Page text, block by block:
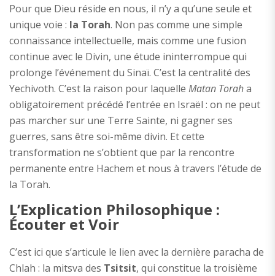
Pour que Dieu réside en nous, il n’y a qu’une seule et
unique voie : la Torah. Non pas comme une simple
connaissance intellectuelle, mais comme une fusion
continue avec le Divin, une étude ininterrompue qui
prolonge l’événement du Sinaï. C’est la centralité des
Yechivoth. C’est la raison pour laquelle Matan Toraha
obligatoirement précédé l’entrée en Israël : on ne peut
pas marcher sur une Terre Sainte, ni gagner ses
guerres, sans être soi-même divin. Et cette
transformation ne s’obtient que par la rencontre
permanente entre Hachem et nous à travers l’étude de
la Torah.
L’Explication Philosophique :
Écouter et Voir
C’est ici que s’articule le lien avec la dernière paracha de
Chlah : la mitsva des Tsitsit, qui constitue la troisième